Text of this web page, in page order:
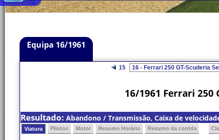
Equipa 16/1961
15
16/1961 Ferrari 250
Resultado: Abandono / Transmissão, Caixa de
Viatura Pilotos Motor Resumo Horário Resumo da corrida